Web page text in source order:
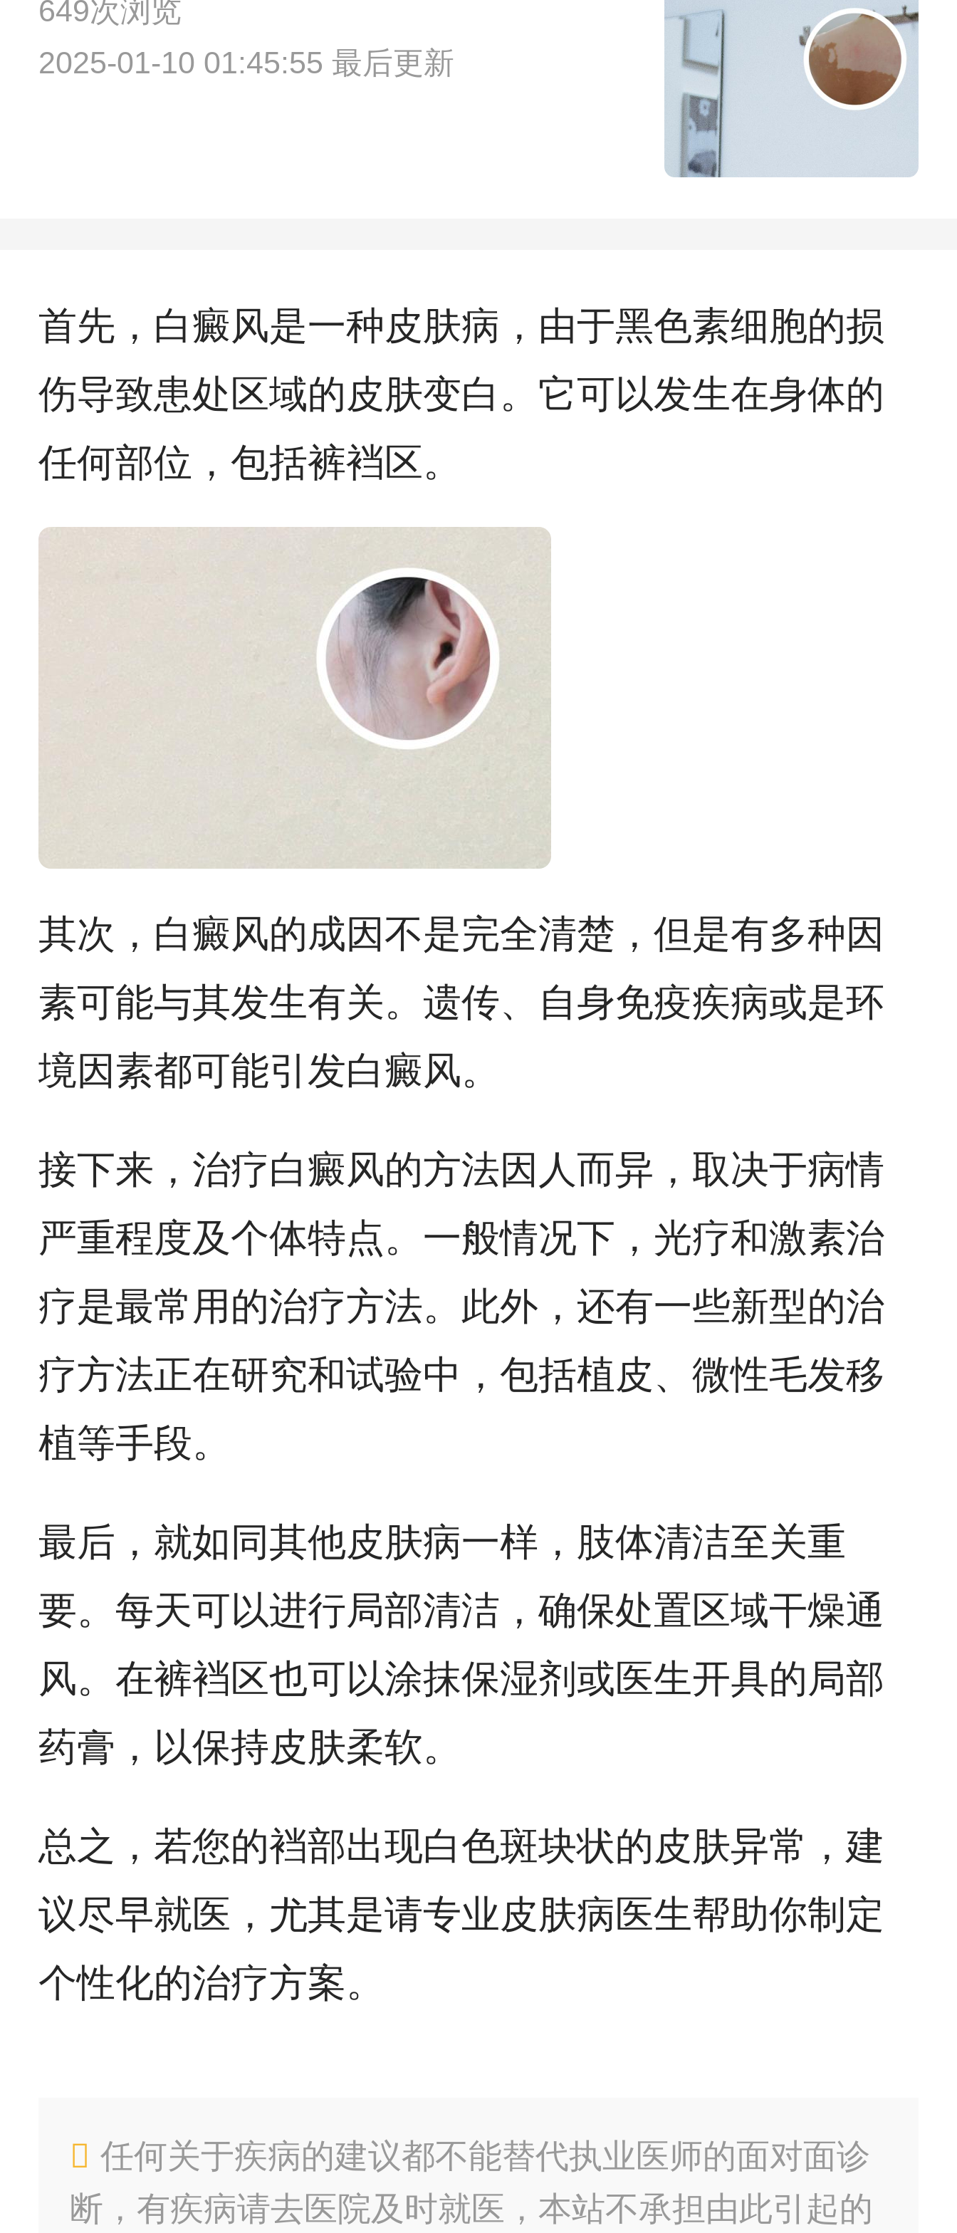
649次浏览
2025-01-10 01:45:55 最后更新
首先，白癜风是一种皮肤病，由于黑色素细胞的损
伤导致患处区域的皮肤变白。它可以发生在身体的
任何部位，包括裤裆区。
其次，白癜风的成因不是完全清楚，但是有多种因
素可能与其发生有关。遗传、自身免疫疾病或是环
境因素都可能引发白癜风。
接下来，治疗白癜风的方法因人而异，取决于病情
严重程度及个体特点。一般情况下，光疗和激素治
疗是最常用的治疗方法。此外，还有一些新型的治
疗方法正在研究和试验中，包括植皮、微性毛发移
植等手段。
最后，就如同其他皮肤病一样，肢体清洁至关重
要。每天可以进行局部清洁，确保处置区域干燥通
风。在裤裆区也可以涂抹保湿剂或医生开具的局部
药膏，以保持皮肤柔软。
总之，若您的裆部出现白色斑块状的皮肤异常，建
议尽早就医，尤其是请专业皮肤病医生帮助你制定
个性化的治疗方案。
任何关于疾病的建议都不能替代执业医师的面对面诊
断，有疾病请去医院及时就医，本站不承担由此引起的